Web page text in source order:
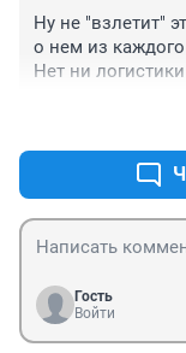
Ну не "взлетит"
о нем из
Нет ни
Гость
Войти